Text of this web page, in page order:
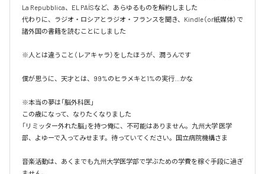
La Repubblica、EL PAÍSなど、あらゆるものを解約しました
代わりに、ラジオ・ロシアとラジオ・フランスを聞き、Kindle（or紙媒体）で
諸外国の書籍を読むことにしました
※人とは違うこと（レアキャラ）をしたほうが、潤うんです
僕が思うに、天才とは、99%のヒラメキと1%の実行…かな
※本当の夢は「脳外科医」
この歳になって、なりたくなりました
「リミッター外れた脳」を持つ俺に、不可能はありません。九州大学 医学
部、よゆーで入ってみせます。待っていてください。国立病院機構さま
音楽活動は、あくまでも九州大学医学部で学ぶための学費を稼ぐ手段に過ぎ